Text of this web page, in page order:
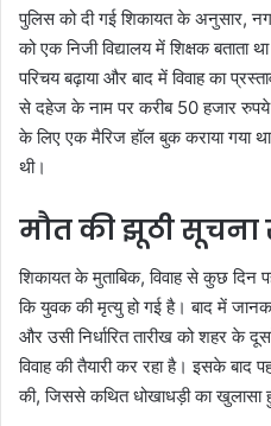
पुलिस को दी गई शिकायत के अनुसार,
को एक निजी विद्यालय में शिक्षक
परिचय बढ़ाया और बाद में विवाह का
से दहेज के नाम पर करीब 50 हजार रुपये
के लिए एक मैरिज हॉल बुक कराया गया
थी।
मौत की झूठी सूचना
शिकायत के मुताबिक, विवाह से कुछ दिन
कि युवक की मृत्यु हो गई है। बाद में
और उसी निर्धारित तारीख को शहर के
विवाह की तैयारी कर रहा है। इसके बाद
की, जिससे कथित धोखाधड़ी का खुलासा